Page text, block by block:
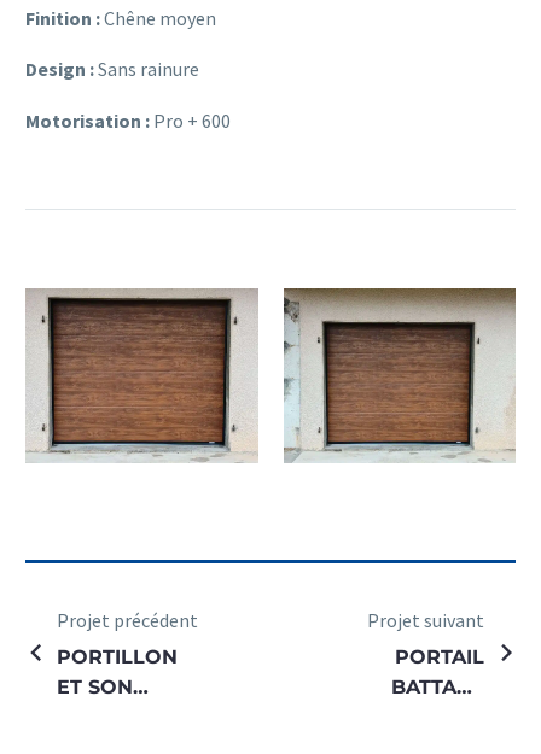
Finition :Chêne moyen
Design :Sans rainure
Motorisation : Pro + 600
Projet précédent
PORTILLON
ET SON
Projet suivant
PORTAIL
BATTANT